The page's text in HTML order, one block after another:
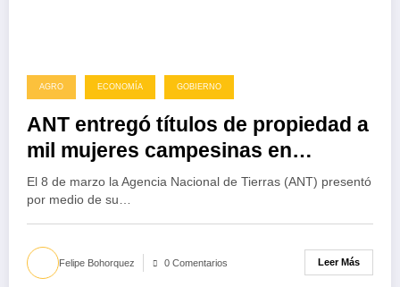
AGRO ECONOMÍA GOBIERNO
ANT entregó títulos de propiedad a
mil mujeres campesinas en
Colombia
El 8 de marzo la Agencia Nacional de Tierras (ANT) presentó
por medio de su…
Felipe Bohorquez 0 Comentarios Leer Más